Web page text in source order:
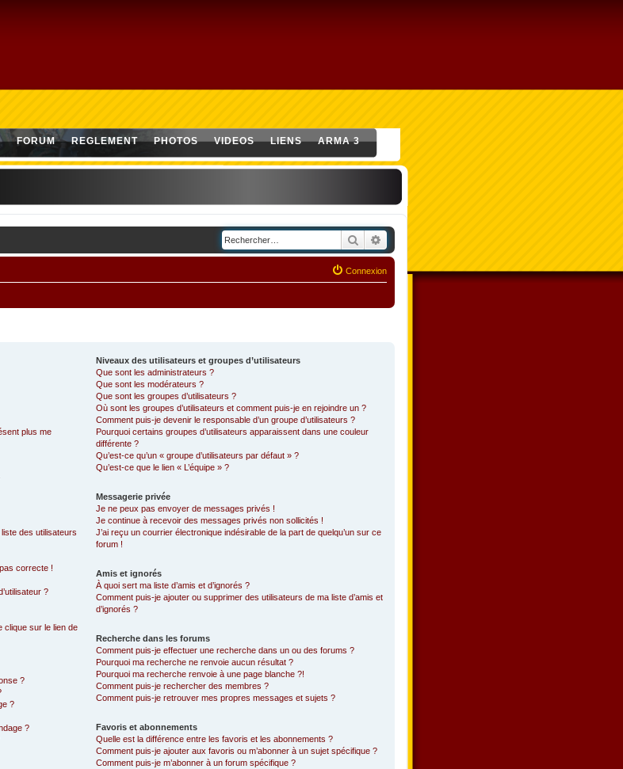
FORUM REGLEMENT PHOTOS VIDEOS LIENS ARMA 3
Rechercher
Connexion
plus me
des utilisateurs
correcte !
?
clique sur le lien de
?
?
?
Niveaux des utilisateurs et groupes d’utilisateurs
Que sont les administrateurs ?
Que sont les modérateurs ?
Que sont les groupes d’utilisateurs ?
Où sont les groupes d’utilisateurs et comment puis-je en rejoindre un ?
Comment puis-je devenir le responsable d’un groupe d’utilisateurs ?
Pourquoi certains groupes d’utilisateurs apparaissent dans une couleur
différente ?
Qu’est-ce qu’un « groupe d’utilisateurs par défaut » ?
Qu’est-ce que le lien « L’équipe » ?
Messagerie privée
Je ne peux pas envoyer de messages privés !
Je continue à recevoir des messages privés non sollicités !
J’ai reçu un courrier électronique indésirable de la part de quelqu’un sur ce
forum !
Amis et ignorés
À quoi sert ma liste d’amis et d’ignorés ?
Comment puis-je ajouter ou supprimer des utilisateurs de ma liste d’amis et
d’ignorés ?
Recherche dans les forums
Comment puis-je effectuer une recherche dans un ou des forums ?
Pourquoi ma recherche ne renvoie aucun résultat ?
Pourquoi ma recherche renvoie à une page blanche ?!
Comment puis-je rechercher des membres ?
Comment puis-je retrouver mes propres messages et sujets ?
Favoris et abonnements
Quelle est la différence entre les favoris et les abonnements ?
Comment puis-je ajouter aux favoris ou m’abonner à un sujet spécifique ?
Comment puis-je m’abonner à un forum spécifique ?